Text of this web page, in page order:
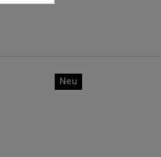
Neu